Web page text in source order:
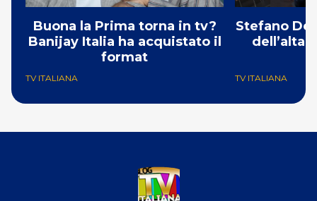
Buona la Prima torna in tv?
Banijay Italia ha acquistato il
format
TV ITALIANA
Stefano
TV ITALIANA